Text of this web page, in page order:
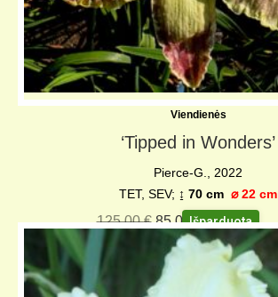
Viendienės
‘Tipped in Wonders’
Pierce-G., 2022
TET, SEV; ↨ 70 cm ⌀22 cm
125,00€ 85,00€
Išparduota